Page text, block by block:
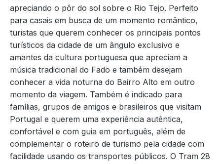
apreciando o pôr do sol sobre o Rio Tejo. Perfeito
para casais em busca de um momento romântico,
turistas que querem conhecer os principais pontos
turísticos da cidade de um ângulo exclusivo e
amantes da cultura portuguesa que apreciam a
música tradicional do Fado e também desejam
conhecer a vida noturna do Bairro Alto em outro
momento da viagem. Também é indicado para
famílias, grupos de amigos e brasileiros que visitam
Portugal e querem uma experiência autêntica,
confortável e com guia em português, além de
complementar o roteiro de turismo pela cidade com
facilidade usando os transportes públicos. O Tram 28